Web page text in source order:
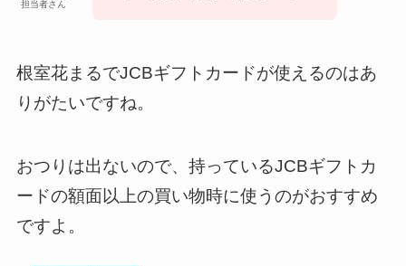
担当者さん
根室花まるでJCBギフトカードが使えるのはあ
りがたいですね。
おつりは出ないので、持っているJCBギフトカ
ードの額面以上の買い物時に使うのがおすすめ
ですよ。